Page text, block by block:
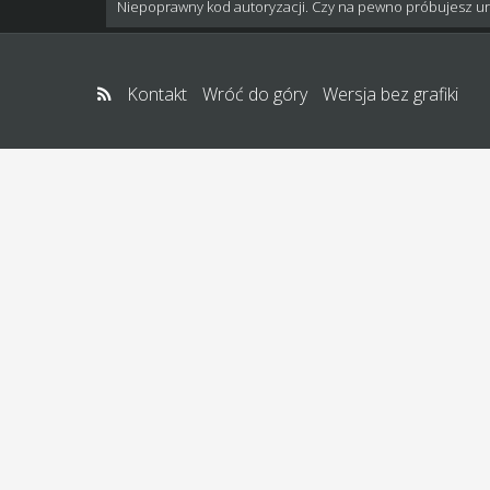
Niepoprawny kod autoryzacji. Czy na pewno próbujesz
Kontakt Wróć do góry Wersja bez grafiki